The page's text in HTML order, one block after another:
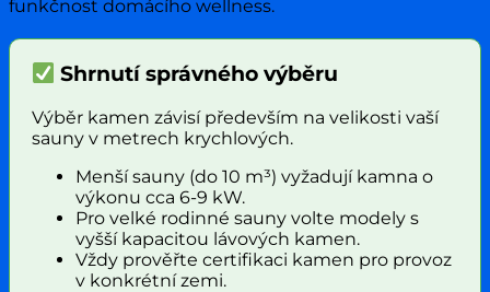
funkčnost domácího wellness.
Shrnutí správného výběru
Výběr kamen závisí především na velikosti vaší
sauny v metrech krychlových.
Menší sauny (do 10 m³) vyžadují kamna o
výkonu cca 6-9 kW.
Pro velké rodinné sauny volte modely s
vyšší kapacitou lávových kamen.
Vždy prověřte certifikaci kamen pro provoz
v konkrétní zemi.